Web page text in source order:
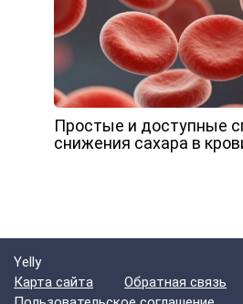
Простые и доступные
снижения сахара в
Yelly
Карта сайта
Обратная связь